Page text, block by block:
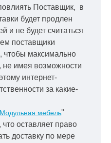
Поставщик, в
будет продлен
и не будет считаться
поставщики
чтобы максимально
не имея возможности
интернет-
за какие-
Модульная мебель"
оставляет право
доставку по мере